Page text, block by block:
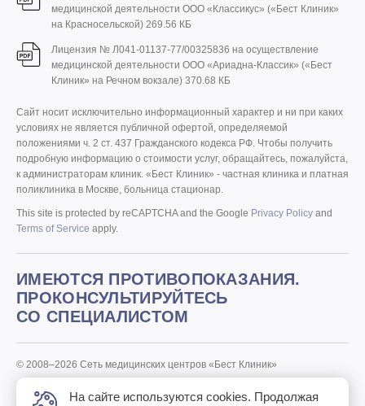
медицинской деятельности ООО «Классикус» («Бест Клиник»
на Красносельской) 269.56 КБ
Лицензия № Л041-01137-77/00325836 на осуществление
медицинской деятельности ООО «Ариадна-Классик» («Бест
Клиник» на Речном вокзале) 370.68 КБ
Сайт носит исключительно информационный характер и ни при каких
условиях не является публичной офертой, определяемой
положениями ч. 2 ст. 437 Гражданского кодекса РФ. Чтобы получить
подробную информацию о стоимости услуг, обращайтесь, пожалуйста,
к администраторам клиник. «Бест Клиник» - частная клиника и платная
поликлиника в Москве, больница стационар.
This site is protected by reCAPTCHA and the Google Privacy Policy and
Terms of Service apply.
ИМЕЮТСЯ ПРОТИВОПОКАЗАНИЯ.
ПРОКОНСУЛЬТИРУЙТЕСЬ
СО СПЕЦИАЛИСТОМ
© 2008–2026 Сеть медицинских центров «Бест Клиник»
Политика «Бест Клиник» в отношении обработки персональных
данных.
На сайте используются cookies. Продолжая